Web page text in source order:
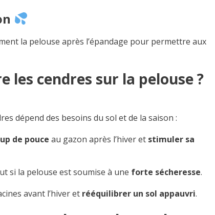
la pelouse après l’épandage pour permettre aux
les cendres sur la pelouse ?
dépend des besoins du sol et de la saison :
de pouce au gazon après l’hiver et stimuler sa
si la pelouse est soumise à une forte sécheresse.
avant l’hiver et rééquilibrer un sol appauvri.